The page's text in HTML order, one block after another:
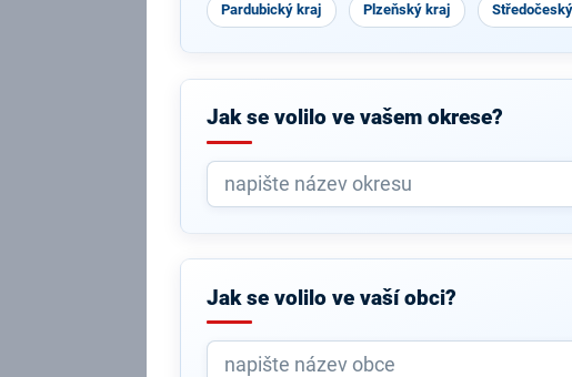
Pardubický kraj Plzeňský kraj
Jak se volilo ve vašem okrese?
Jak se volilo ve vaší obci?